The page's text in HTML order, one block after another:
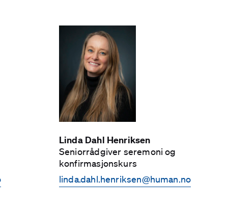
Linda Dahl Henriksen
Senior­rådgiver seremoni og
konfirmasjonskurs
linda.dahl.henriksen­@human.no